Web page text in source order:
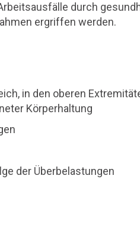
durch
ergriffen werden.
in den oberen
Körperhaltung
der Überbelastungen